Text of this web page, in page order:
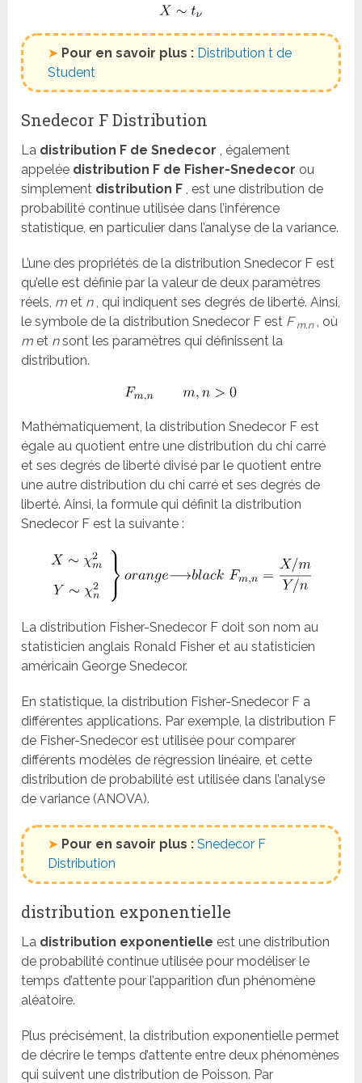
➤ Pour en savoir plus : Distribution t de
Student
Snedecor F Distribution
La distribution F de Snedecor , également
appelée distribution F de Fisher-Snedecor ou
simplement distribution F , est une distribution de
probabilité continue utilisée dans l’inférence
statistique, en particulier dans l’analyse de la variance.
L’une des propriétés de la distribution Snedecor F est
qu’elle est définie par la valeur de deux paramètres
réels, m et n, qui indiquent ses degrés de liberté. Ainsi,
le symbole de la distribution Snedecor F est Fm,n, où
m et nsont les paramètres qui définissent la
distribution.
Mathématiquement, la distribution Snedecor F est
égale au quotient entre une distribution du chi carré
et ses degrés de liberté divisé par le quotient entre
une autre distribution du chi carré et ses degrés de
liberté. Ainsi, la formule qui définit la distribution
Snedecor F est la suivante :
La distribution Fisher-Snedecor F doit son nom au
statisticien anglais Ronald Fisher et au statisticien
américain George Snedecor.
En statistique, la distribution Fisher-Snedecor F a
différentes applications. Par exemple, la distribution F
de Fisher-Snedecor est utilisée pour comparer
différents modèles de régression linéaire, et cette
distribution de probabilité est utilisée dans l’analyse
de variance (ANOVA).
➤ Pour en savoir plus : Snedecor F
Distribution
distribution exponentielle
La distribution exponentielle est une distribution
de probabilité continue utilisée pour modéliser le
temps d’attente pour l’apparition d’un phénomène
aléatoire.
Plus précisément, la distribution exponentielle permet
de décrire le temps d’attente entre deux phénomènes
qui suivent une distribution de Poisson. Par